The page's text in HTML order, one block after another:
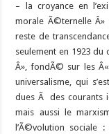
– la croyance en
morale Ã©ternelle Â»
reste de
seulement en 1923
Â», fondÃ© sur les
universalisme, qui
dues Ã des courants
mais aussi le
l’Ã©volution